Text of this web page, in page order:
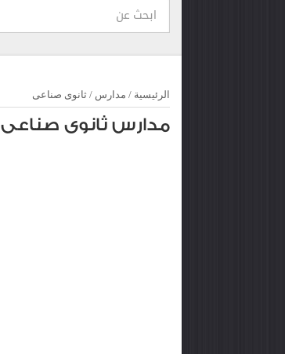
الرئيسية / مدارس / ثانوى صناعى
مدارس ثانوى صناعى